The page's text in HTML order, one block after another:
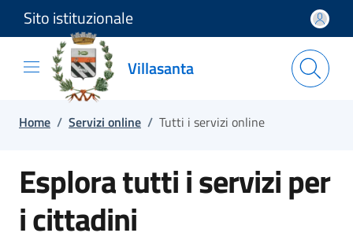
Salta e vai al contenuto
Salta e vai al footer
Sito istituzionale
Villasanta
Home / Servizi online / Tutti i servizi online
Esplora tutti i servizi per
i cittadini